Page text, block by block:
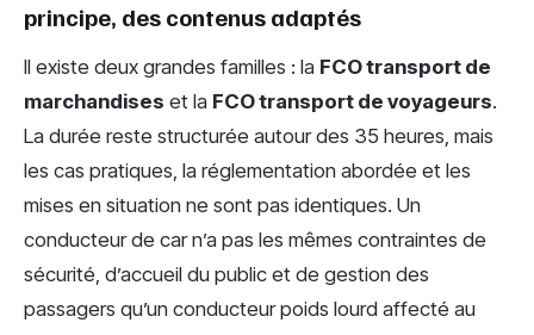
principe, des contenus adaptés
Il existe deux grandes familles : la FCO transport de
marchandises et la FCO transport de voyageurs.
La durée reste structurée autour des 35 heures, mais
les cas pratiques, la réglementation abordée et les
mises en situation ne sont pas identiques. Un
conducteur de car n’a pas les mêmes contraintes de
sécurité, d’accueil du public et de gestion des
passagers qu’un conducteur poids lourd affecté au